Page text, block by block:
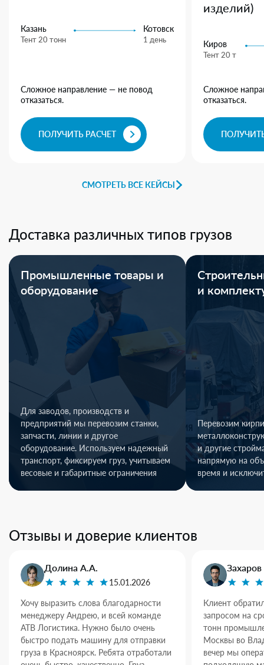
СМОТРЕТЬ ВСЕ КЕЙСЫ
Казань
Тент 20 тонн
Котовск
1 день
Сложное направление — не повод
отказаться.
ПОЛУЧИТЬ РАСЧЕТ
изделий)
Киров
Тент 20 т
Сложное
отказаться.
Доставка различных типов грузов
Промышленные товары и
оборудование
Для заводов, производств и
предприятий мы перевозим станки,
запчасти, линии и другое
оборудование. Используем надежный
транспорт, фиксируем груз, учитываем
весовые и габаритные ограничения
и
Перевозим
и другие
напрямую на
время и
Отзывы и доверие клиентов
Долина А.А.
15.01.2026
Хочу выразить слова благодарности
менеджеру Андрею, и всей команде
АТВ Логистика. Нужно было очень
быстро подать машину для отправки
груза в Красноярск. Ребята отработали
Клиент
запросом на
тонн
Москвы во
вечер мы